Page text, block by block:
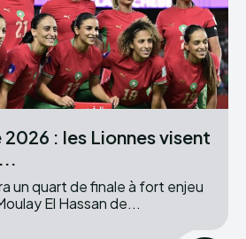
: les Lionnes visent
un quart de finale à fort enjeu
El Hassan de...